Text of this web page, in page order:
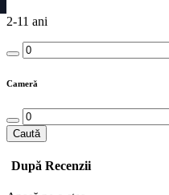
2-11 ani
Cameră
Caută
După Recenzii